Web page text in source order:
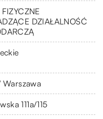
DZIAŁALNOŚĆ
111a/115